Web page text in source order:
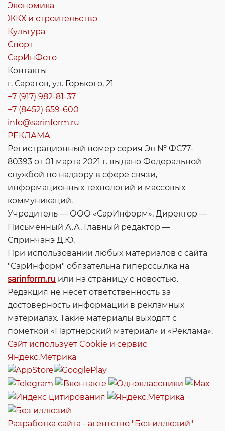
Экономика
ЖКХ и строительство
Культура
Спорт
СарИнФото
Контакты
г. Саратов, ул. Горького, 21
+7 (917) 982-81-37
+7 (8452) 659-600
info@sarinform.ru
РЕКЛАМА
Регистрационный номер серия Эл № ФС77-
80393 от 01 марта 2021 г. выдано Федеральной
службой по надзору в сфере связи,
информационных технологий и массовых
коммуникаций.
Учредитель — ООО «СарИнформ». Директор —
Письменный А.А. Главный редактор —
Спринчанэ Д.Ю.
При использовании любых материалов с сайта
"СарИнформ" обязательна гиперссылка на
sarinform.ru или на страницу с новостью.
Редакция не несет ответственность за
достоверность информации в рекламных
материалах. Такие материалы выходят с
пометкой «Партнёрский материал» и «Реклама».
Сайт использует Cookie и сервиc
Яндекс.Метрика
Разработка сайта - агентство "Без иллюзий"